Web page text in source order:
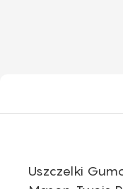
Uszczelki